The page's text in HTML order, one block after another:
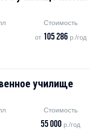
Стоимость
от 105 286р./год
училище
Стоимость
55 000 р./год